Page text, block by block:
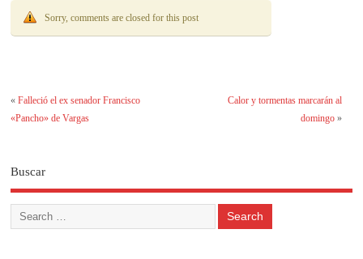
Sorry, comments are closed for this post
«Falleció el ex senador Francisco
«Pancho» de Vargas
Calor y tormentas marcarán al
domingo»
Buscar